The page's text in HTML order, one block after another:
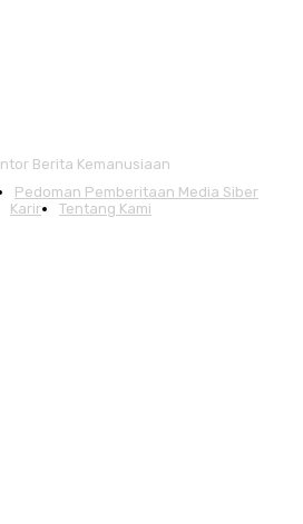
Berita Kemanusiaan
Pedoman Pemberitaan Media Siber
Karir Tentang Kami